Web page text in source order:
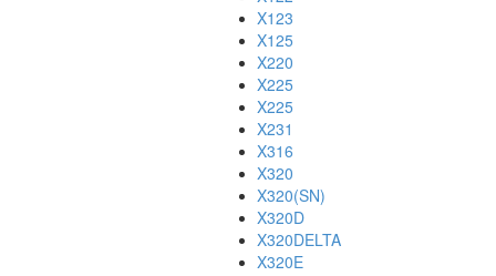
X123
X125
X220
X225
X225
X231
X316
X320
X320(SN)
X320D
X320DELTA
X320E